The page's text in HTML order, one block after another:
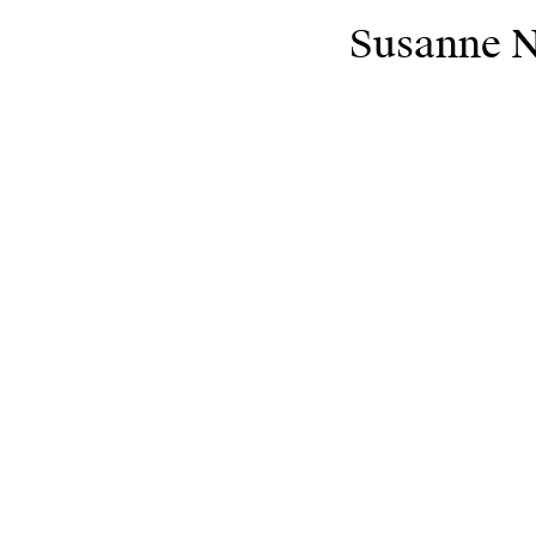
Susanne